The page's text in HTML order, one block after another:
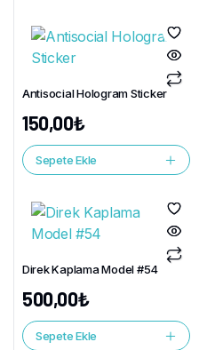
Antisocial Hologram Sticker
150,00₺
Sepete Ekle
Direk Kaplama Model #54
500,00₺
Sepete Ekle